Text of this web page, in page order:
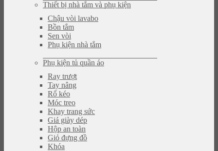
Thiết bị nhà tắm và phụ kiện
Chậu vòi lavabo
Bồn tắm
Sen vòi
Phụ kiện nhà tắm
Phụ kiện tủ quần áo
Ray trượt
Tay nâng
Rổ kéo
Móc treo
Khay trang sức
Giá giày dép
Hộp an toàn
Giỏ đựng đồ
Khóa